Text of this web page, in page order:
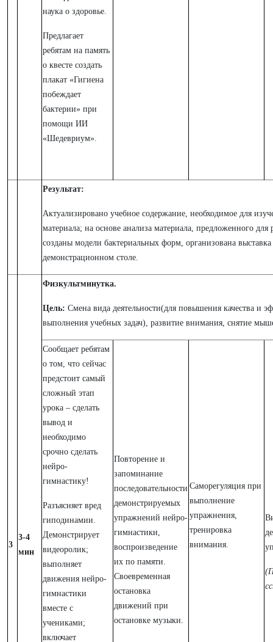
наука о здоровье.
Предлагает
ребятам на память
о квесте создать
плакат «Гигиена
побеждает
бактерии» при
помощи ИИ
«Шедевриум».
Результат:
Актуализировано учебное содержание, необходимое для
материала; на основе анализа материала, предложенного для
созданы модели бактериальных форм, организована выставка
демонстрационном столе.
3
3-4
мин
Физкультминутка.
Цель: Смена вида деятельности(для повышения качества и
выполнения учебных задач), развитие внимания, снятие
Сообщает ребятам
о том, что сейчас
предстоит самый
сложный этап
урока – сделать
вывод и
необходимо
срочно сделать
нейро-
гимнастику!
Разъясняет вред
гиподинамии.
Демонстрирует
видеоролик;
выполняет
движения нейро-
гимнастики
вместе с
учениками;
включает
Повторение и
запоминание
последовательности
демонстрируемых
упражнений нейро-
гимнастики,
воспроизведение
их по памяти.
Своевременная
остановка
движений при
остановке музыки.
Саморегуляция при
выполнение
упражнения,
тренировка
внимания.